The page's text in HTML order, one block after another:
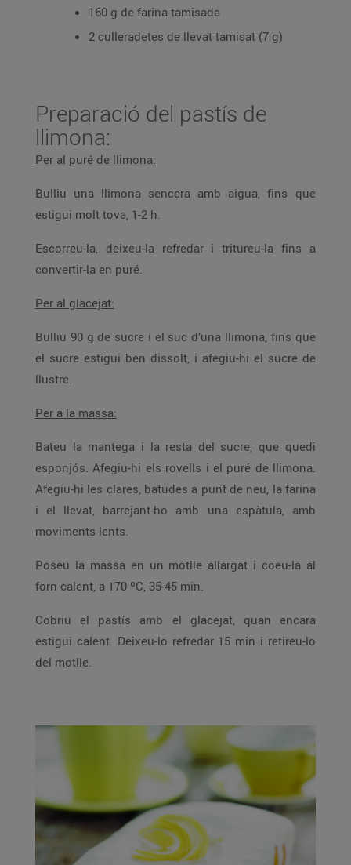
160 g de farina tamisada
2 culleradetes de llevat tamisat (7 g)
Preparació del pastís de
llimona:
Per al puré de llimona:
Bulliu una llimona sencera amb aigua, fins que
estigui molt tova, 1-2 h.
Escorreu-la, deixeu-la refredar i tritureu-la fins a
convertir-la en puré.
Per al glacejat:
Bulliu 90 g de sucre i el suc d’una llimona, fins que
el sucre estigui ben dissolt, i afegiu-hi el sucre de
llustre.
Per a la massa:
Bateu la mantega i la resta del sucre, que quedi
esponjós. Afegiu-hi els rovells i el puré de llimona.
Afegiu-hi les clares, batudes a punt de neu, la farina
i el llevat, barrejant-ho amb una espàtula, amb
moviments lents.
Poseu la massa en un motlle allargat i coeu-la al
forn calent, a 170 ºC, 35-45 min.
Cobriu el pastís amb el glacejat, quan encara
estigui calent. Deixeu-lo refredar 15 min i retireu-lo
del motlle.